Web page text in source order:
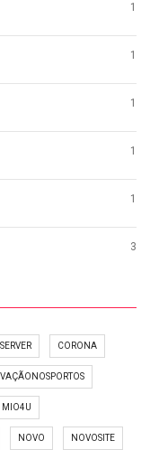
1
1
1
1
1
3
CORONA
MIO4U
NOVO NOVOSITE